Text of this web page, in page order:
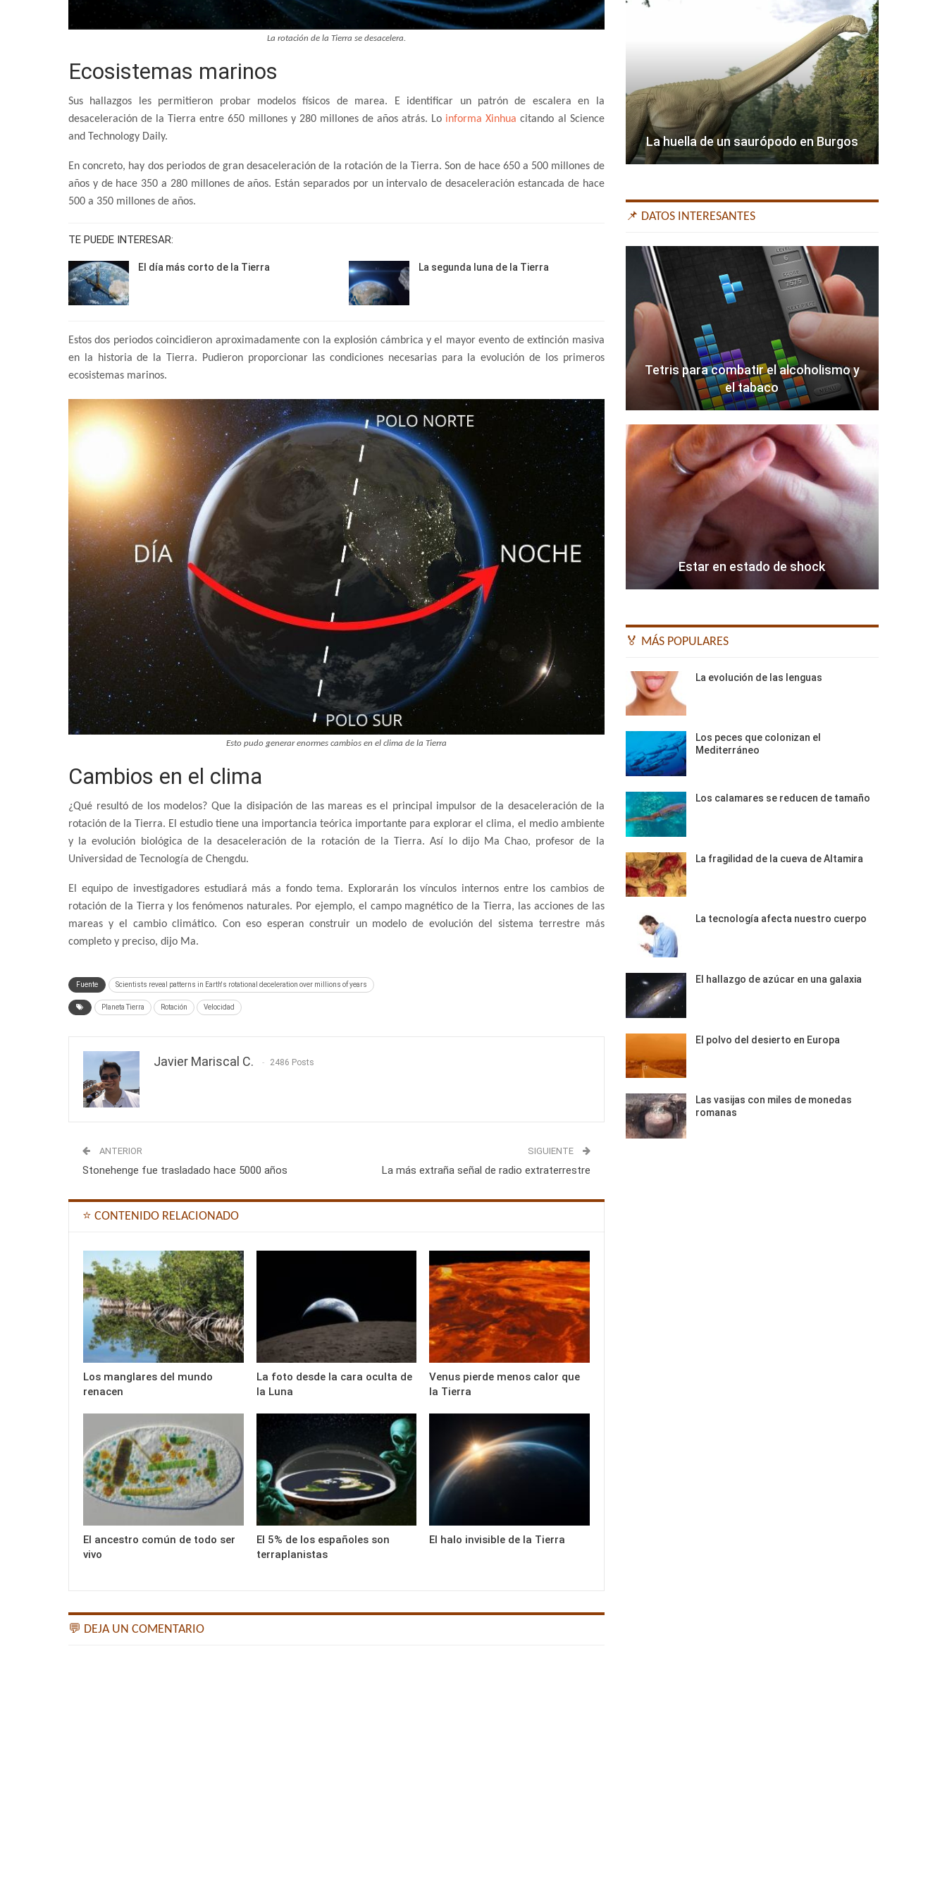
La rotación de la Tierra se desacelera.
Ecosistemas marinos
Sus hallazgos les permitieron probar modelos físicos de marea. E identificar un patrón de escalera en la
desaceleración de la Tierra entre 650 millones y 280 millones de años atrás. Lo informa Xinhuacitando al Science
and Technology Daily.
En concreto, hay dos periodos de gran desaceleración de la rotación de la Tierra. Son de hace 650 a 500 millones de
años y de hace 350 a 280 millones de años. Están separados por un intervalo de desaceleración estancada de hace
500 a 350 millones de años.
TE PUEDE INTERESAR:
El día más corto de la Tierra La segunda luna de la Tierra
Estos dos periodos coincidieron aproximadamente con la explosión cámbrica y el mayor evento de extinción masiva
en la historia de la Tierra. Pudieron proporcionar las condiciones necesarias para la evolución de los primeros
ecosistemas marinos.
Esto pudo generar enormes cambios en el clima de la Tierra
Cambios en el clima
¿Qué resultó de los modelos? Que la disipación de las mareas es el principal impulsor de la desaceleración de la
rotación de la Tierra. El estudio tiene una importancia teórica importante para explorar el clima, el medio ambiente
y la evolución biológica de la desaceleración de la rotación de la Tierra. Así lo dijo Ma Chao, profesor de la
Universidad de Tecnología de Chengdu.
El equipo de investigadores estudiará más a fondo tema. Explorarán los vínculos internos entre los cambios de
rotación de la Tierra y los fenómenos naturales. Por ejemplo, el campo magnético de la Tierra, las acciones de las
mareas y el cambio climático. Con eso esperan construir un modelo de evolución del sistema terrestre más
completo y preciso, dijo Ma.
Fuente Scientists reveal patterns in Earth's rotational deceleration over millions of years
Planeta Tierra Rotación Velocidad
Javier Mariscal C. 2486 Posts
ANTERIOR
Stonehenge fue trasladado hace 5000 años
SIGUIENTE
La más extraña señal de radio extraterrestre
⭐ CONTENIDO RELACIONADO
Los manglares del mundo
renacen
La foto desde la cara oculta de
la Luna
Venus pierde menos calor que
la Tierra
El ancestro común de todo ser
vivo
El 5% de los españoles son
terraplanistas
El halo invisible de la Tierra
💬 DEJA UN COMENTARIO
La huella de un saurópodo en Burgos
📌 DATOS INTERESANTES
Tetris para combatir el alcoholismo y
el tabaco
Estar en estado de shock
🏅 MÁS POPULARES
La evolución de las lenguas
Los peces que colonizan el
Mediterráneo
Los calamares se reducen de tamaño
La fragilidad de la cueva de Altamira
La tecnología afecta nuestro cuerpo
El hallazgo de azúcar en una galaxia
El polvo del desierto en Europa
Las vasijas con miles de monedas
romanas